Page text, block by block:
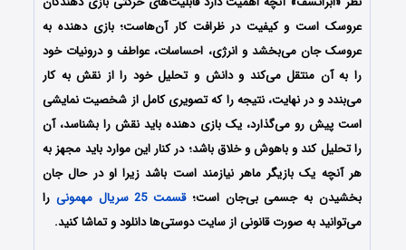
عروسک است و کیفیت در ظرافت کار آن‌هاست؛ بازی دهنده به
عروسک جان می‌بخشد و انرژی، احساسات، عواطف و درونیات خود
را به آن منتقل می‌کند و دانش و تحلیل خود را از نقش به کار
می‌بندد و در نهایت، نتیجه را که تصویری کامل از شخصیت نمایشی
است پیش رو می‌گذارد، یک بازی دهنده باید نقش را بشناسد، آن
را تحلیل کند و باهوش و خلاق باشد؛ در کنار این موارد باید مجهز به
هر آنچه یک بازیگر ماهر نیازمند است باشد زیرا او در حال جان
بخشیدن به جسمی بی‌جان است؛قسمت 25 سریال مهمونی
را
می‌توانید به صورت قانونی از سایت دوستی‌ها دانلود و تماشا کنید.